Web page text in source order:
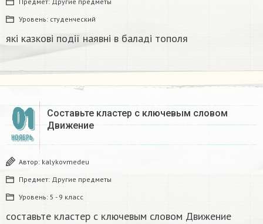
Уровень: студенческий
які казкові події наявні в баладі тополя​
01
НОЯБРЬ
Составьте кластер с ключевым словом
Движение ​
Автор: kalykovmedeu
Предмет: Другие предметы
Уровень: 5 - 9 класс
составьте кластер с ключевым словом Движение